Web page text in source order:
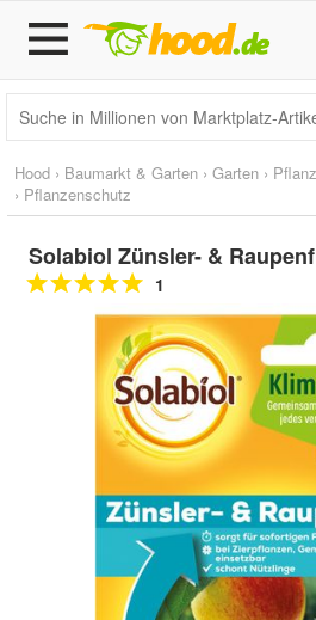
Hood › Baumarkt & Garten › Garten ›
› Pflanzenschutz
Solabiol Zünsler- &
1